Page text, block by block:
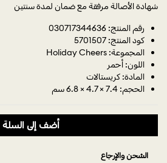
شهادة الأصالة مرفقة مع ضمان لمدة سنتين
رقم المنتج: 030717344636
كود المنتج: 5701507
المجموعة: Holiday Cheers
اللون: أحمر
المادة: كريستالات
الحجم: 7.4 × 4.7 × 6.8 سم
أضف إلى السلة
الشحن والإرجاع